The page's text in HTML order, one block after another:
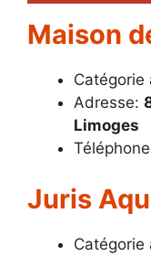
Maison
Catégorie
Adresse:
Limoges
Juris
Catégorie